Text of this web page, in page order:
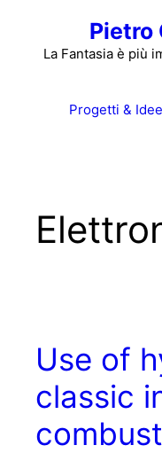
contenuto
Pietro
La Fantasia è più
Progetti & Idee
Use of
classic